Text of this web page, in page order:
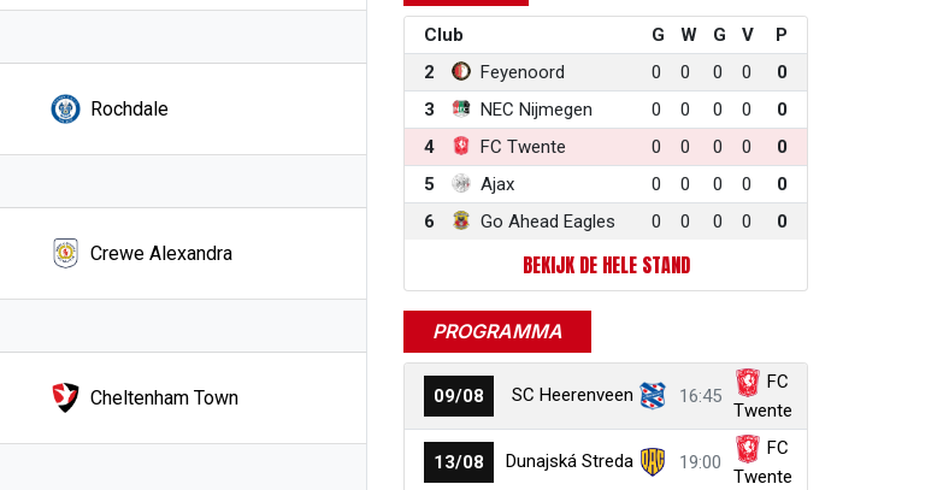
Rochdale
Crewe Alexandra
Cheltenham Town
Club G W G V
P
2
Feyenoord 0 0 0 0
0
3
NEC Nijmegen 0 0 0 0
0
4
FC Twente 0 0 0 0
0
5
Ajax 0 0 0 0
0
6
Go Ahead Eagles 0 0 0 0 0
BEKIJK DE HELE STAND
PROGRAMMA
09/08 SC Heerenveen 16:45
FC
Twente
13/08 Dunajská Streda 19:00
FC
Twente